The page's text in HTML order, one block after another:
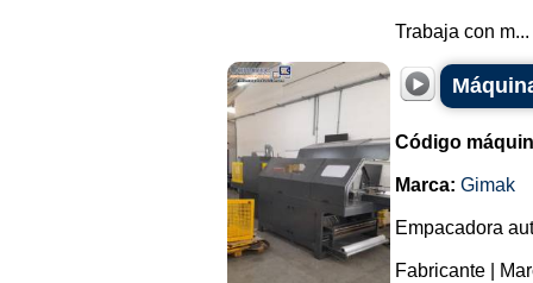
Trabaja con m...
Código
Marca: Gimak
Empacadora
Fabricante |